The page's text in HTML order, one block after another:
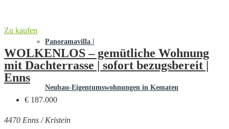
Panoramavilla |
Neubau-Eigentums­­wohnungen in Kematen
Zu kaufen
WOLKENLOS – gemütliche Wohnung
mit Dachterrasse | sofort bezugsbereit |
Enns
€ 187.000
4470 Enns / Kristein